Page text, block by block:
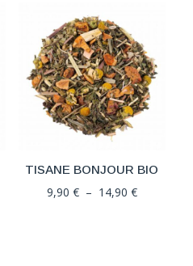
€
à
15,90 €
TISANE BONJOUR BIO
9,90 € – 14,90 €Plage